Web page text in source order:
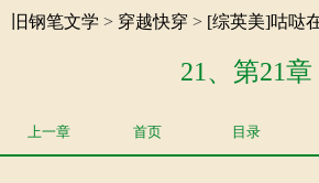
旧钢笔文学 > 穿越快穿 > [综英美]咕哒
21、第21章
上一章 首页 目录